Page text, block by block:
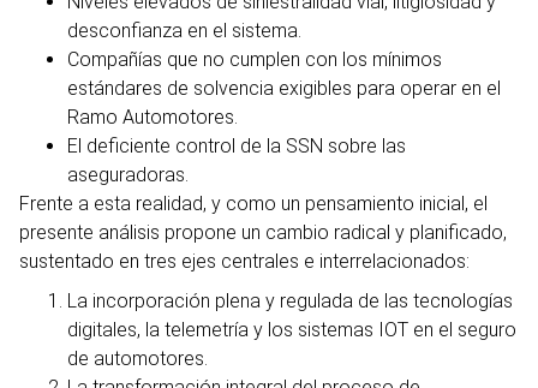
desconfianza en el sistema.
Compañías que no cumplen con los mínimos
estándares de solvencia exigibles para operar en el
Ramo Automotores.
El deficiente control de la SSN sobre las
aseguradoras.
Frente a esta realidad, y como un pensamiento inicial, el
presente análisis propone un cambio radical y planificado,
sustentado en tres ejes centrales e interrelacionados:
La incorporación plena y regulada de las tecnologías
digitales, la telemetría y los sistemas IOT en el seguro
de automotores.